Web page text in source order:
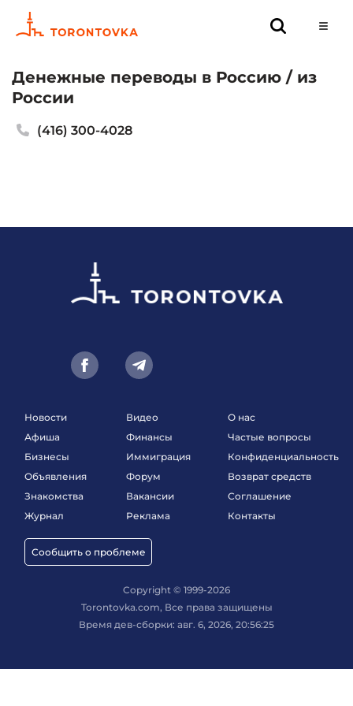
Денежные переводы в Россию / из
России
(416) 300-4028
Новости
Афиша
Бизнесы
Объявления
Знакомства
Журнал
Сообщить о проблеме
Видео
Финансы
Иммиграция
Форум
Вакансии
Реклама
О нас
Частые вопросы
Конфиденциальность
Возврат средств
Соглашение
Контакты
Copyright © 1999-2026
Torontovka.com, Все права защищены
Время дев-сборки: авг. 6, 2026, 20:56:25